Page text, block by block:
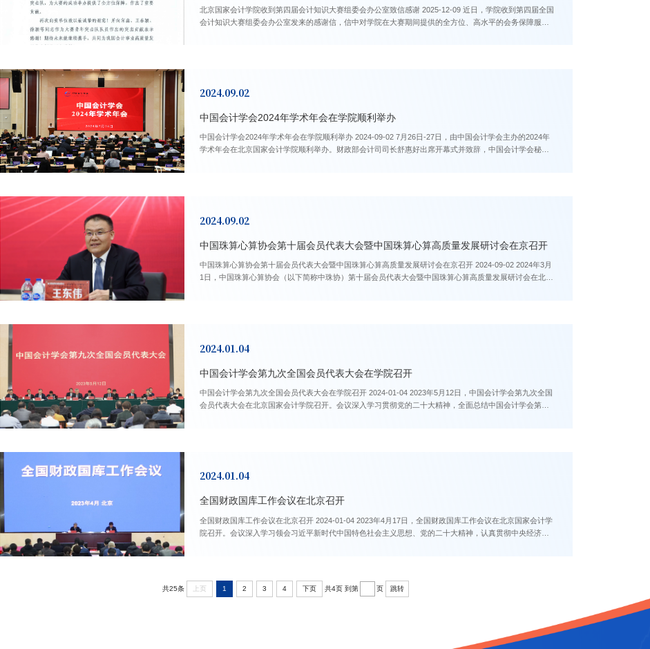
北京国家会计学院收到第四届会计知识大赛组委会办公室致信感谢 2025-12-09 近日，学院收到第四届全国
会计知识大赛组委会办公室发来的感谢信，信中对学院在大赛期间提供的全方位、高水平的会务保障服务
2024.09.02
中国会计学会2024年学术年会在学院顺利举办
中国会计学会2024年学术年会在学院顺利举办 2024-09-02 7月26日-27日，由中国会计学会主办的2024年
学术年会在北京国家会计学院顺利举办。财政部会计司司长舒惠好出席开幕式并致辞，中国会计学会秘书
2024.09.02
中国珠算心算协会第十届会员代表大会暨中国珠算心算高质量发展研讨会在京召开
中国珠算心算协会第十届会员代表大会暨中国珠算心算高质量发展研讨会在京召开 2024-09-02 2024年3月
1日，中国珠算心算协会（以下简称中珠协）第十届会员代表大会暨中国珠算心算高质量发展研讨会在北京
2024.01.04
中国会计学会第九次全国会员代表大会在学院召开
中国会计学会第九次全国会员代表大会在学院召开 2024-01-04 2023年5月12日，中国会计学会第九次全国
会员代表大会在北京国家会计学院召开。会议深入学习贯彻党的二十大精神，全面总结中国会计学会第八
2024.01.04
全国财政国库工作会议在北京召开
全国财政国库工作会议在北京召开 2024-01-04 2023年4月17日，全国财政国库工作会议在北京国家会计学
院召开。会议深入学习领会习近平新时代中国特色社会主义思想、党的二十大精神，认真贯彻中央经济工
共25条 上页 1 2 3 4 下页 共4页 到第 页 跳转